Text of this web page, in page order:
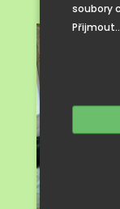
soubory
Přijmout..